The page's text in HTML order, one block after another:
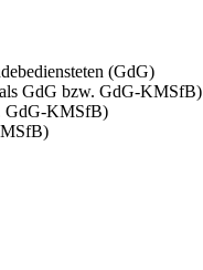
(GdG)
GdG bzw. GdG-KMSfB)
GdG-KMSfB)